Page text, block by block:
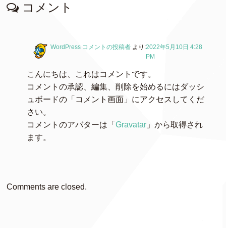
コメント
WordPress コメントの投稿者 より:2022年5月10日 4:28
PM
こんにちは、これはコメントです。
コメントの承認、編集、削除を始めるにはダッシ
ュボードの「コメント画面」にアクセスしてくだ
さい。
コメントのアバターは「Gravatar 」から取得され
ます。
Comments are closed.